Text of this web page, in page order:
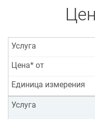
Услуга
Цена* от
Единица измерения
Услуга